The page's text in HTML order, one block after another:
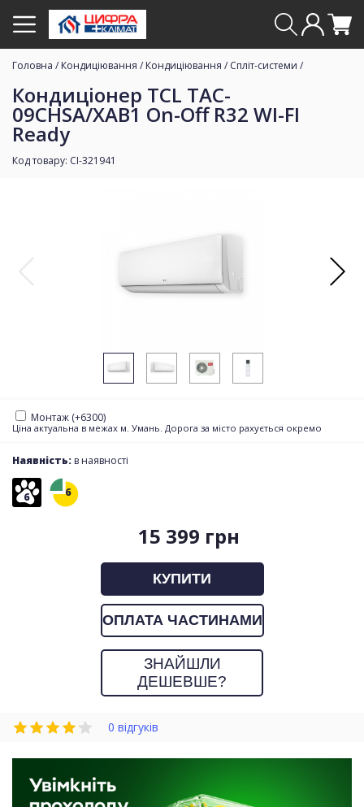
Головна / Кондиціювання / Кондиціювання / Спліт-системи /
Кондиціонер TCL TAC-
09CHSA/XAB1 On-Off R32 WI-FI
Ready
Код товару: CI-321941
Наявність: в наявності
6 6
15 399 грн
КУПИТИ
ОПЛАТА ЧАСТИНАМИ
ЗНАЙШЛИ
ДЕШЕВШЕ?
Монтаж (+6300)
Ціна актуальна в межах м. Умань. Дорога за місто рахується окремо
0 відгуків